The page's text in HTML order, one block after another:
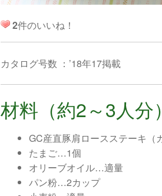
2件のいいね！
カタログ号数 ：’18年17掲載
材料（約2～3人分）
GC産直豚肩ロースステーキ
たまご…1個
オリーブオイル…適量
パン粉…2カップ